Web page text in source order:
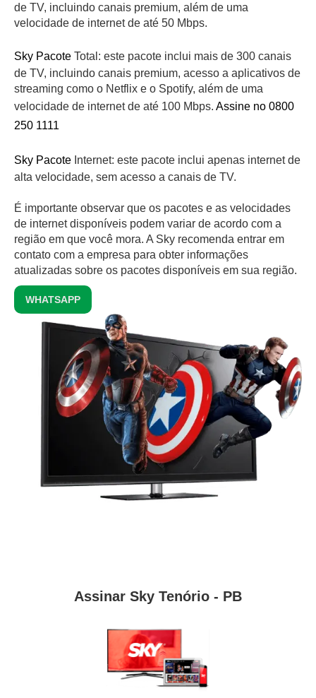
de TV, incluindo canais premium, além de uma
velocidade de internet de até 50 Mbps.
Sky Pacote Total: este pacote inclui mais de 300 canais
de TV, incluindo canais premium, acesso a aplicativos de
streaming como o Netflix e o Spotify, além de uma
velocidade de internet de até 100 Mbps. Assine no 0800
250 1111
Sky Pacote Internet: este pacote inclui apenas internet de
alta velocidade, sem acesso a canais de TV.
É importante observar que os pacotes e as velocidades
de internet disponíveis podem variar de acordo com a
região em que você mora. A Sky recomenda entrar em
contato com a empresa para obter informações
atualizadas sobre os pacotes disponíveis em sua região.
WHATSAPP
Assinar Sky Tenório - PB